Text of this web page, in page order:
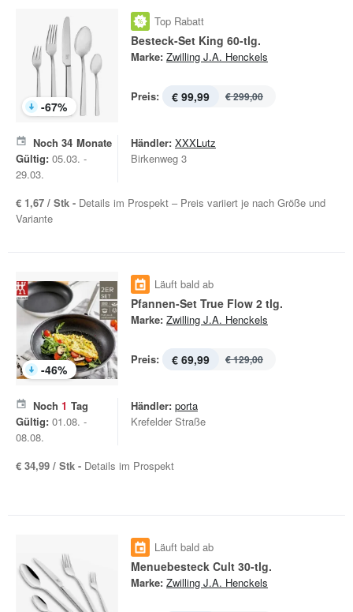
-67%
Top Rabatt
Besteck-Set King 60-tlg.
Marke: Zwilling J.A. Henckels
Preis: € 99,99 € 299,00
Noch 34 Monate
Gültig: 05.03. -
29.03.
Händler: XXXLutz
Birkenweg 3
€ 1,67 / Stk - Details im Prospekt – Preis variiert je nach Größe und
Variante
-46%
Läuft bald ab
Pfannen-Set True Flow 2 tlg.
Marke: Zwilling J.A. Henckels
Preis: € 69,99 € 129,00
Noch 1 Tag
Gültig: 01.08. -
08.08.
Händler: porta
Krefelder Straße
€ 34,99 / Stk - Details im Prospekt
Läuft bald ab
Menuebesteck Cult 30-tlg.
Marke: Zwilling J.A. Henckels